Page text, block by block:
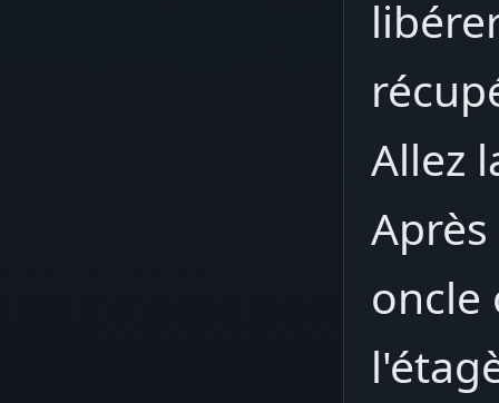
Allez
oncle